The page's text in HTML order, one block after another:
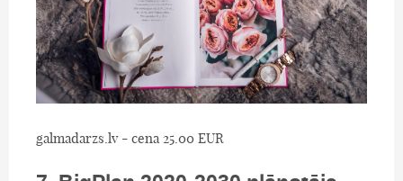
galmadarzs.lv - cena 25.00 EUR